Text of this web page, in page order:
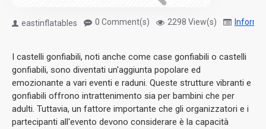
eastinflatables 0 Comment(s) 2298 View(s)
I castelli gonfiabili, noti anche come case gonfiabili o castelli
gonfiabili, sono diventati un'aggiunta popolare ed
emozionante a vari eventi e raduni. Queste strutture vibranti e
gonfiabili offrono intrattenimento sia per bambini che per
adulti. Tuttavia, un fattore importante che gli organizzatori e i
partecipanti all'evento devono considerare è la capacità